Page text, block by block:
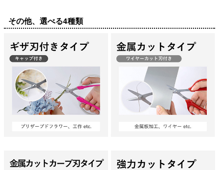
その他、選べる4種類